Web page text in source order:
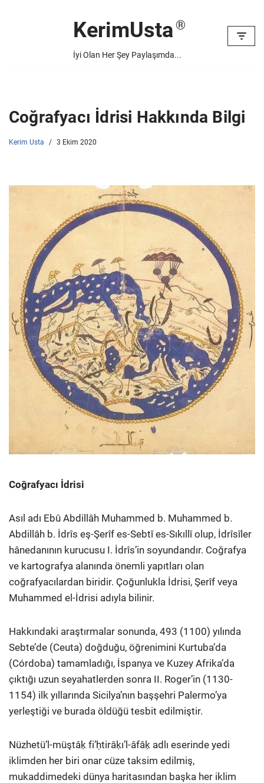
KerimUsta
İyi Olan Her Şey Paylaşımda...
Coğrafyacı İdrisi Hakkında Bilgi
Kerim Usta 3 Ekim 2020
Coğrafyacı İdrisi
Asıl adı Ebû Abdillâh Muhammed b. Muhammed b.
Abdillâh b. İdrîs eş-Şerîf es-Sebtî es-Sıkıllî olup, İdrîsîler
hânedanının kurucusu I. İdrîs’in soyundandır. Coğrafya
ve kartografya alanında önemli yapıtları olan
coğrafyacılardan biridir. Çoğunlukla İdrisi, Şerîf veya
Muhammed el-İdrisi adıyla bilinir.
Hakkındaki araştırmalar sonunda, 493 (1100) yılında
Sebte’de (Ceuta) doğduğu, öğrenimini Kurtuba’da
(Córdoba) tamamladığı, İspanya ve Kuzey Afrika’da
çıktığı uzun seyahatlerden sonra II. Roger’in (1130-
1154) ilk yıllarında Sicilya’nın başşehri Palermo’ya
yerleştiği ve burada öldüğü tesbit edilmiştir.
Nüzhetü’l-müştâḳ fi’ḥtirâḳı’l-âfâḳ adlı eserinde yedi
iklimden her biri onar cüze taksim edilmiş,
mukaddimedeki dünya haritasından başka her iklim